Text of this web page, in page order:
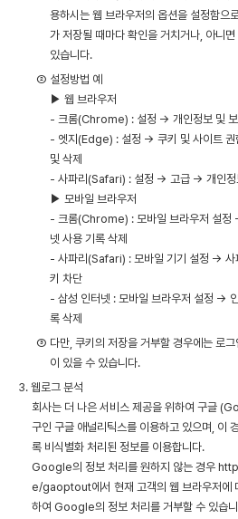
용하시는 웹 브라우저의 옵션을 설정함으
가 저장될 때마다 확인을 거치거나, 아니
있습니다.
② 설정방법 예
▶ 웹 브라우저
- 크롬(Chrome) : 설정 → 개인정보 및 보
- 엣지(Edge) : 설정 → 쿠키 및 사이트 권
및 삭제
- 사파리(Safari) : 설정 → 고급 → 개인정
▶ 모바일 브라우저
- 크롬(Chrome) : 모바일 브라우저 설정
넷 사용 기록 삭제
- 사파리(Safari) : 모바일 기기 설정 →
키 차단
- 삼성 인터넷 : 모바일 브라우저 설정 →
록 삭제
③ 다만, 쿠키의 저장을 거부할 경우에는 로
이 있을 수 있습니다.
3. 웹로그 분석
회사는 더 나은 서비스 제공을 위하여 구글
구인 구글 애널리틱스를 이용하고 있으며, 이
록 비식별화 처리된 정보를 이용합니다.
Google의 정보 처리를 원하지 않는 경우
e/gaoptout에서 현재 고객의 웹 브라우저에
하여 Google의 정보 처리를 거부할 수 있습